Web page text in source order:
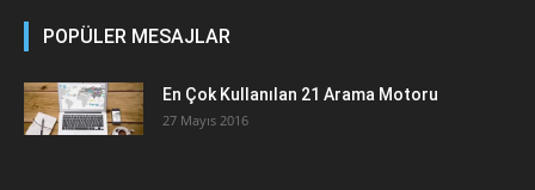
POPÜLER MESAJLAR
En Çok Kullanılan 21 Arama Motoru
27 Mayıs 2016